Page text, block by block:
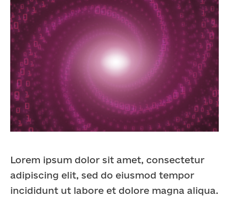
Lorem ipsum dolor sit amet, consectetur
adipiscing elit, sed do eiusmod tempor
incididunt ut labore et dolore magna aliqua.